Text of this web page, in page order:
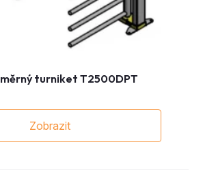
turniket T2500DPT
Zobrazit